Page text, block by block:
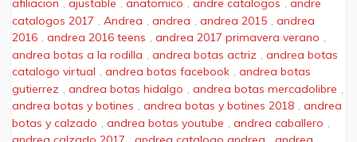
afiliacion , ajustable , anatomico , andre catalogos , andre
catalogos 2017 , Andrea , andrea , andrea 2015 , andrea
2016 , andrea 2016 teens , andrea 2017 primavera verano ,
andrea botas a la rodilla , andrea botas actriz , andrea botas
catalogo virtual , andrea botas facebook , andrea botas
gutierrez , andrea botas hidalgo , andrea botas mercadolibre ,
andrea botas y botines , andrea botas y botines 2018 , andrea
botas y calzado , andrea botas youtube , andrea caballero ,